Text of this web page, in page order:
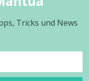
Tricks und News